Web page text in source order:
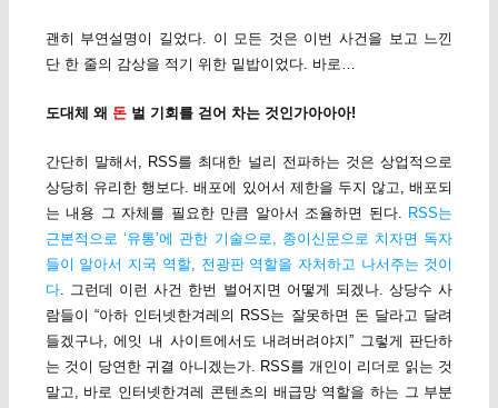
괜히 부연설명이 길었다. 이 모든 것은 이번 사건을 보고 느낀
단 한 줄의 감상을 적기 위한 밑밥이었다. 바로…
도대체 왜 돈벌 기회를 걷어 차는 것인가아아아!
간단히 말해서, RSS를 최대한 널리 전파하는 것은 상업적으로
상당히 유리한 행보다. 배포에 있어서 제한을 두지 않고, 배포되
는 내용 그 자체를 필요한 만큼 알아서 조율하면 된다. RSS는
근본적으로 ‘유통’에 관한 기술으로, 종이신문으로 치자면 독자
들이 알아서 지국 역할, 전광판 역할을 자처하고 나서주는 것이
다. 그런데 이런 사건 한번 벌어지면 어떻게 되겠나. 상당수 사
람들이 “아하 인터넷한겨레의 RSS는 잘못하면 돈 달라고 달려
들겠구나, 에잇 내 사이트에서도 내려버려야지” 그렇게 판단하
는 것이 당연한 귀결 아니겠는가. RSS를 개인이 리더로 읽는 것
말고, 바로 인터넷한겨레 콘텐츠의 배급망 역할을 하는 그 부분